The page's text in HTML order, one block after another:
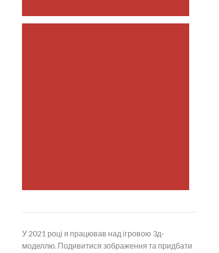
У 2021 році я працював над ігровою 3д-
моделлю. Подивитися зображення та придбати